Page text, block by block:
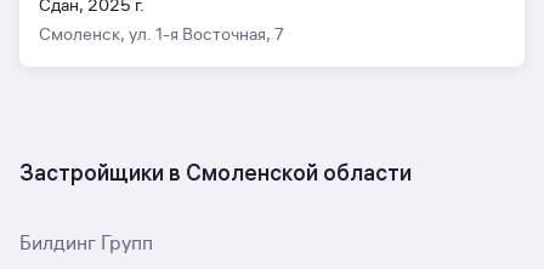
Сдан, 2025 г.
Смоленск, ул. 1-я Восточная, 7
Застройщики в Смоленской области
Билдинг Групп